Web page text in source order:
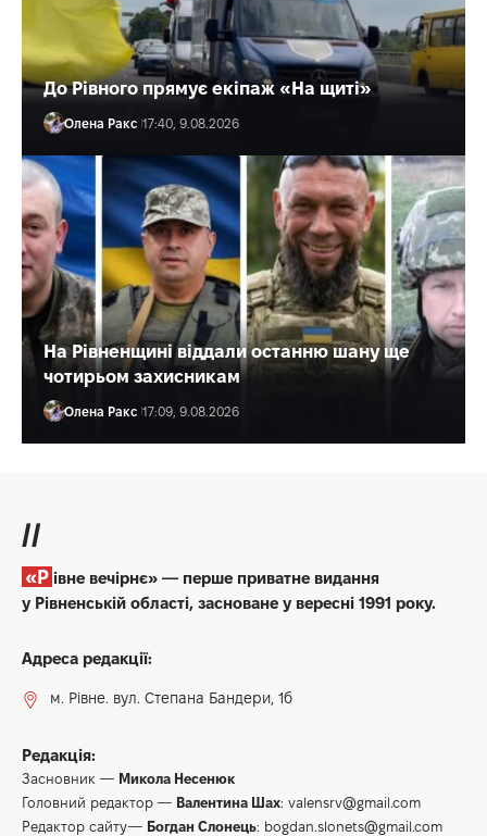
До Рівного прямує екіпаж «На щиті»
Олена Ракс 17:40, 9.08.2026
На Рівненщині віддали останню шану ще
чотирьом захисникам
Олена Ракс 17:09, 9.08.2026
//
«Рівне вечірнє» — перше приватне видання
у Рівненській області, засноване у вересні 1991 року.
Адреса редакції:
м. Рівне. вул. Степана Бандери, 1б
Редакція:
Засновник — Микола Несенюк
Головний редактор — Валентина Шах: valensrv@gmail.com
Редактор сайту— Богдан Слонець: bogdan.slonets@gmail.com